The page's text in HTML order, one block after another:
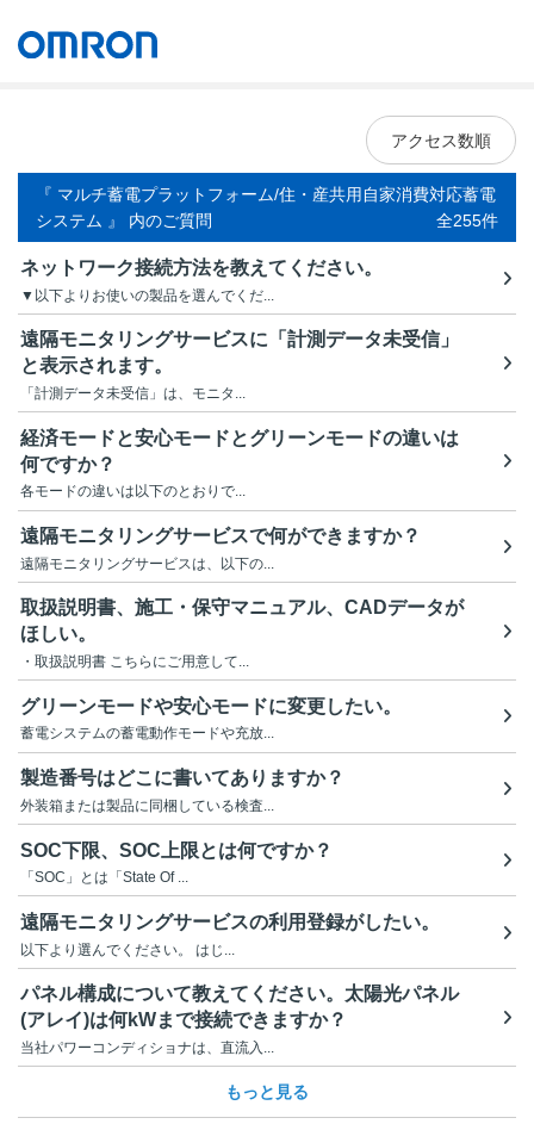
アクセス数順
『 マルチ蓄電プラットフォーム/住・産共用自家消費対応蓄電
システム 』 内のご質問
全255件
ネットワーク接続方法を教えてください。
▼以下よりお使いの製品を選んでくだ...
遠隔モニタリングサービスに「計測データ未受信」
と表示されます。
「計測データ未受信」は、モニタ...
経済モードと安心モードとグリーンモードの違いは
何ですか？
各モードの違いは以下のとおりで...
遠隔モニタリングサービスで何ができますか？
遠隔モニタリングサービスは、以下の...
取扱説明書、施工・保守マニュアル、CADデータが
ほしい。
・取扱説明書 こちらにご用意して...
グリーンモードや安心モードに変更したい。
蓄電システムの蓄電動作モードや充放...
製造番号はどこに書いてありますか？
外装箱または製品に同梱している検査...
SOC下限、SOC上限とは何ですか？
「SOC」とは「State Of ...
遠隔モニタリングサービスの利用登録がしたい。
以下より選んでください。 はじ...
パネル構成について教えてください。太陽光パネル
(アレイ)は何kWまで接続できますか？
当社パワーコンディショナは、直流入...
もっと見る